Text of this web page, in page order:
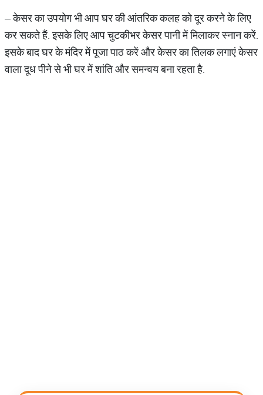
– केसर का उपयोग भी आप घर की आंतरिक कलह को दूर करने के लिए
कर सकते हैं. इसके लिए आप चुटकीभर केसर पानी में मिलाकर स्नान करें.
इसके बाद घर के मंदिर में पूजा पाठ करें और केसर का तिलक लगाएं केसर
वाला दूध पीने से भी घर में शांति और समन्वय बना रहता है.